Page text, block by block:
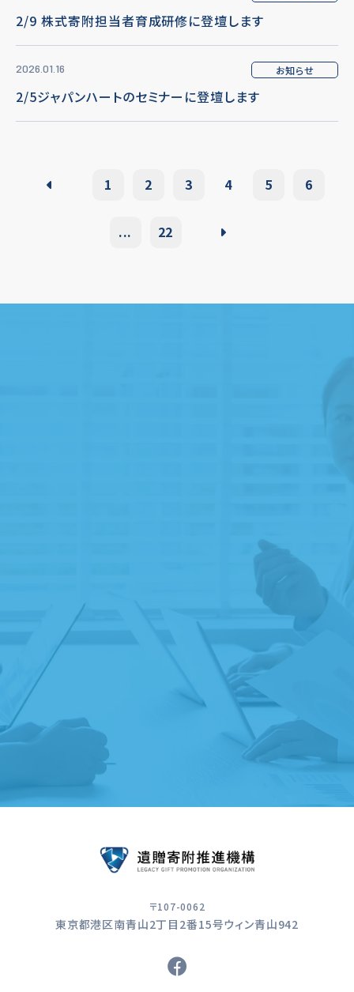
2/9 株式寄附担当者育成研修に登壇します
2026.01.16 お知らせ
2/5ジャパンハートのセミナーに登壇します
1 2 3 4 5 6
... 22
ご縁ディングノートのプレゼント
遺贈寄附受付団体のご紹介
〒107-0062
東京都港区南青山2丁目2番15号ウィン青山942